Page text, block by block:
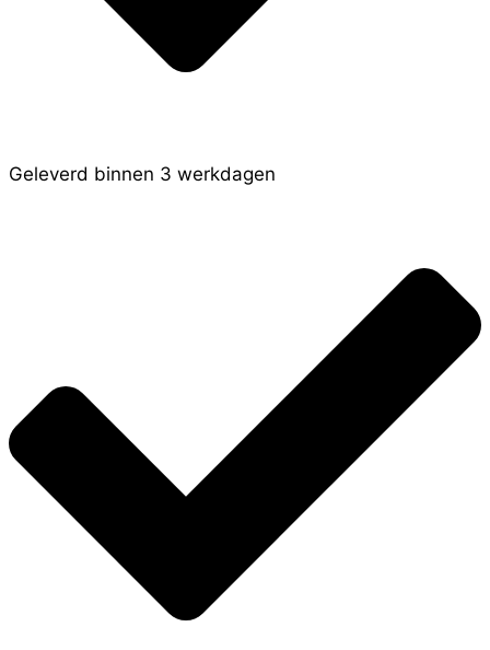
Geleverd binnen 3 werkdagen